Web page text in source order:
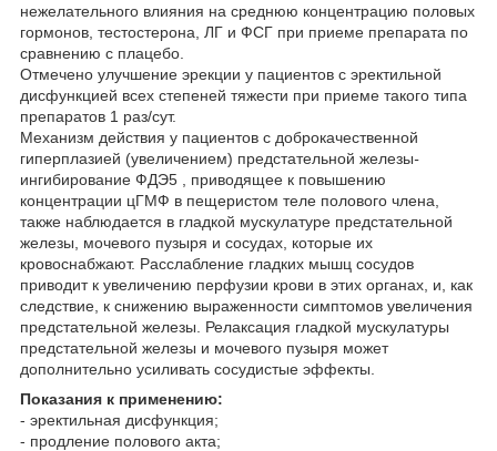
нежелательного влияния на среднюю концентрацию половых
гормонов, тестостерона, ЛГ и ФСГ при приеме препарата по
сравнению с плацебо.
Отмечено улучшение эрекции у пациентов с эректильной
дисфункцией всех степеней тяжести при приеме такого типа
препаратов 1 раз/сут.
Механизм действия у пациентов с доброкачественной
гиперплазией (увеличением) предстательной железы-
ингибирование ФДЭ5 , приводящее к повышению
концентрации цГМФ в пещеристом теле полового члена,
также наблюдается в гладкой мускулатуре предстательной
железы, мочевого пузыря и сосудах, которые их
кровоснабжают. Расслабление гладких мышц сосудов
приводит к увеличению перфузии крови в этих органах, и, как
следствие, к снижению выраженности симптомов увеличения
предстательной железы. Релаксация гладкой мускулатуры
предстательной железы и мочевого пузыря может
дополнительно усиливать сосудистые эффекты.
Показания к применению:
- эректильная дисфункция;
- продление полового акта;